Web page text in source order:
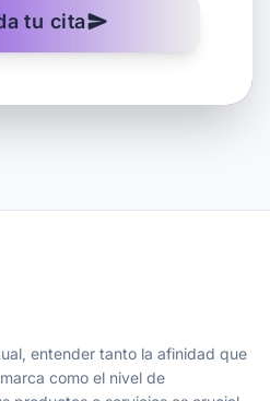
tu citasend
entender tanto la afinidad que
como el nivel de